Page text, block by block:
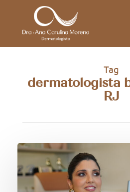
Tag
dermatologista
RJ